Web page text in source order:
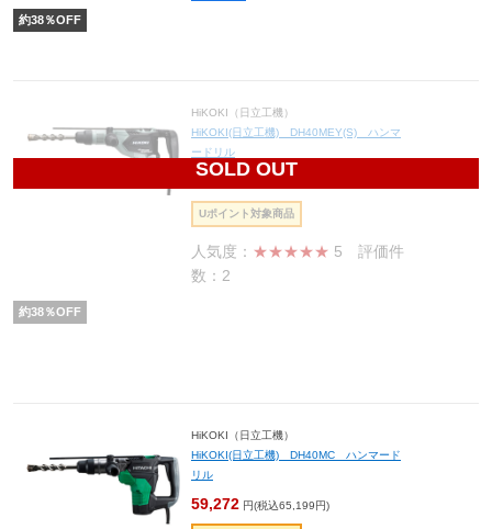
約38％OFF
SOLD OUT
HiKOKI（日立工機）
HiKOKI(日立工機) DH40MEY(S) ハンマ
ードリル
61,628
Uポイント対象商品
人気度： ★★★★★ 5 評価件
数：2
約38％OFF
HiKOKI（日立工機）
HiKOKI(日立工機) DH40MC ハンマード
リル
59,272 円(税込65,199円)